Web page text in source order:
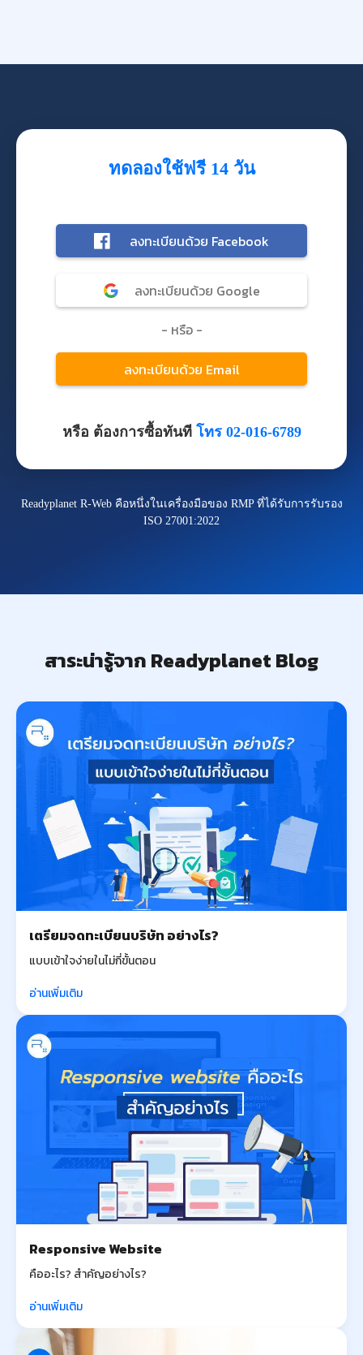
ทดลองใช้ฟรี 14 วัน
หรือ ต้องการซื้อทันที โทร 02-016-6789
Readyplanet R-Web คือหนึ่งในเครื่องมือของ RMP ที่ได้รับการรับรอง
ISO 27001:2022
สาระน่ารู้จาก Readyplanet Blog
เตรียมจดทะเบียนบริษัท อย่างไร?
แบบเข้าใจง่ายในไม่กี่ขั้นตอน
อ่านเพิ่มเติม
Responsive Website
คืออะไร? สำคัญอย่างไร?
อ่านเพิ่มเติม